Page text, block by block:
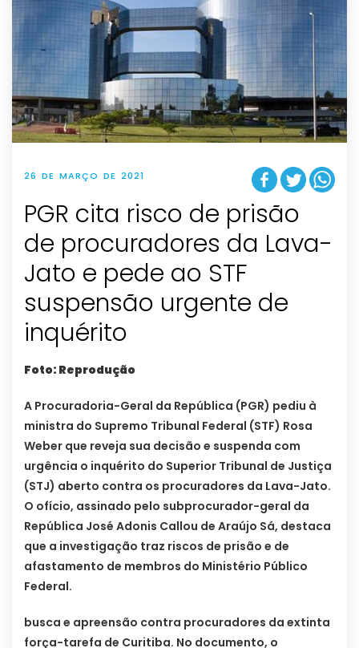
26 DE MARÇO DE 2021
PGR cita risco de prisão
de procuradores da Lava-
Jato e pede ao STF
suspensão urgente de
inquérito
Foto: Reprodução
A Procuradoria-Geral da República (PGR) pediu à
ministra do Supremo Tribunal Federal (STF) Rosa
Weber que reveja sua decisão e suspenda com
urgência o inquérito do Superior Tribunal de Justiça
(STJ) aberto contra os procuradores da Lava-Jato.
O ofício, assinado pelo subprocurador-geral da
República José Adonis Callou de Araújo Sá, destaca
que a investigação traz riscos de prisão e de
afastamento de membros do Ministério Público
Federal.
busca e apreensão contra procuradores da extinta
força-tarefa de Curitiba. No documento, o